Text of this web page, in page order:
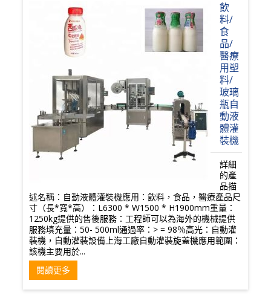
飲
料/
食
品/
醫療
用塑
料/
玻璃
瓶自
動液
體灌
裝機
詳細
的產
品描
述名稱：自動液體灌裝機應用：飲料，食品，醫療產品尺
寸（長*寬*高）：L6300 * W1500 * H1900mm重量：
1250kg提供的售後服務：工程師可以為海外的機械提供
服務填充量：50- 500ml通過率：> = 98％高光：自動灌
裝機，自動灌裝設備上海工廠自動灌裝旋蓋機應用範圍：
該機主要用於...
閱讀更多